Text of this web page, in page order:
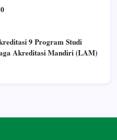
9 Program Studi
Akreditasi Mandiri (LAM)